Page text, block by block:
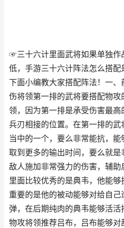
☞三十六计里面武将如果单独作
低，手游三十六计阵法怎么搭配
下面小编教大家搭配阵法！一
伤将领第一排的武将要搭配物
领，因为第一排是承受伤害最
兵刃相接的位置。在第一排的
当中的一个，要么非常能抗，
取到更多的输出时间，要么就
敌人施加非常强力的伤害，辅
里面比较优秀的是典韦，他能
重要的是他的被动能够对给自
弹，在后期纯肉的典韦能够活
物攻将领推荐吕布，吕布能够